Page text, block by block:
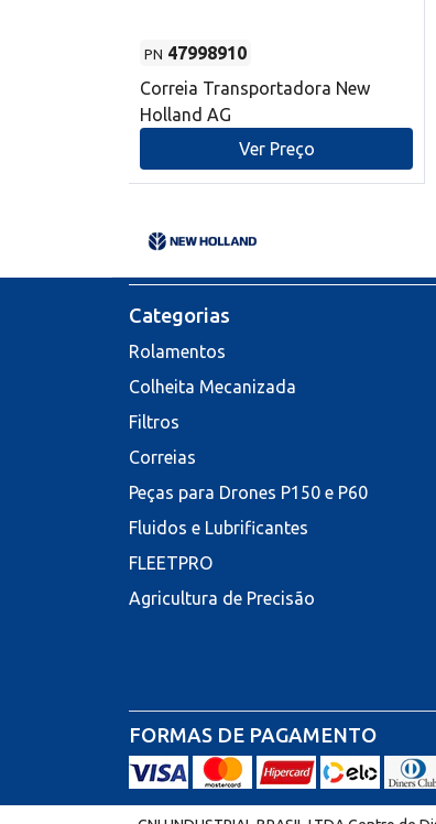
PN 47998910
Correia Transportadora New
Holland AG
Ver Preço
Categorias
Rolamentos
Colheita Mecanizada
Filtros
Correias
Peças para Drones P150 e P60
Fluidos e Lubrificantes
FLEETPRO
Agricultura de Precisão
FORMAS DE PAGAMENTO